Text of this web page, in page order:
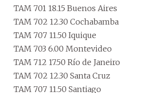
TAM 701 18.15 Buenos Aires
TAM 702 12.30 Cochabamba
TAM 707 11.50 Iquique
TAM 703 6.00 Montevideo
TAM 712 17.50 Río de Janeiro
TAM 702 12.30 Santa Cruz
TAM 707 11.50 Santiago